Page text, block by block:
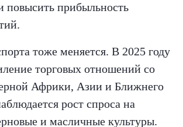
повысить прибыльность
тоже меняется. В 2025 году
торговых отношений со
Африки, Азии и Ближнего
рост спроса на
и масличные культуры.